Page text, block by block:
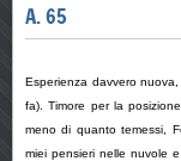
A. 65
Esperienza davvero
fa). Timore per la
meno di quanto temessi,
miei pensieri nelle nuvole